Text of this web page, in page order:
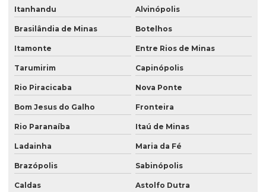
Itanhandu Alvinópolis
Brasilândia de Minas Botelhos
Itamonte Entre Rios de Minas
Tarumirim Capinópolis
Rio Piracicaba Nova Ponte
Bom Jesus do Galho Fronteira
Rio Paranaíba Itaú de Minas
Ladainha Maria da Fé
Brazópolis Sabinópolis
Caldas Astolfo Dutra